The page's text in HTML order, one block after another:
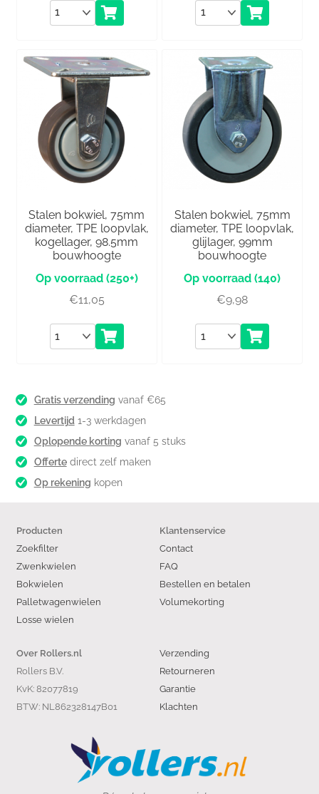
Aantal Aantal
Stalen bokwiel, 75mm
diameter, TPE loopvlak,
kogellager, 98.5mm
bouwhoogte
(250+)
€11,05
Aantal
Stalen bokwiel, 75mm
diameter, TPE loopvlak,
glijlager, 99mm
bouwhoogte
(140)
€9,98
Aantal
Gratis verzending vanaf €65
Levertijd 1-3 werkdagen
Oplopende korting vanaf 5 stuks
Offertedirect zelf maken
Op rekening kopen
Producten
Zoekfilter
Zwenkwielen
Bokwielen
Palletwagenwielen
Losse wielen
Klantenservice
Contact
FAQ
Bestellen en betalen
Volumekorting
Verzending
Retourneren
Garantie
Klachten
Over Rollers.nl
Rollers B.V.
KvK: 82077819
BTW: NL862328147B01